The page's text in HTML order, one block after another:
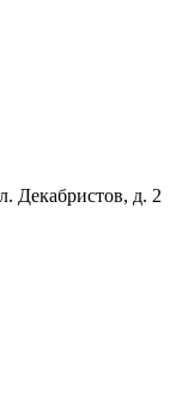
Декабристов, д. 2